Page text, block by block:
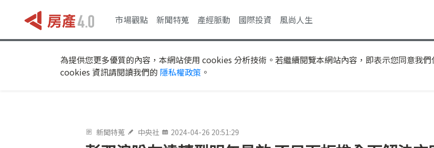
市場觀點 新聞特蒐 產經脈動 國際投資 風尚人生
為提供您更多優質的內容，本網站使用 cookies 分析技術。若繼續閱覽本網站內容，即表示您同意我
cookies 資訊請閱讀我們的 隱私權政策 。
新聞特蒐 中央社 2024-04-26 20:51:29